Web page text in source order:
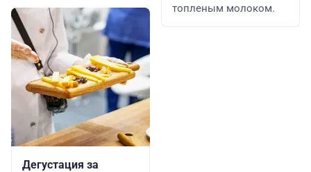
Дегустация за
топленым молоком.